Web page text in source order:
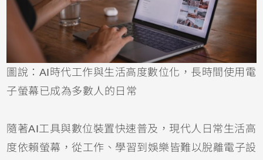
圖說：AI時代工作與生活高度數位化，長時間使用電
子螢幕已成為多數人的日常
隨著AI工具與數位裝置快速普及，現代人日常生活高
度依賴螢幕，從工作、學習到娛樂皆難以脫離電子設